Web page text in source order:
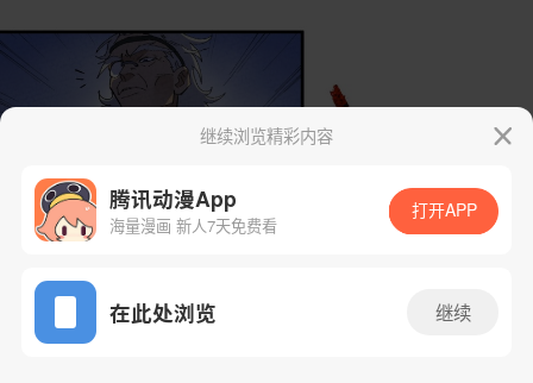
App免费看
继续浏览精彩内容
腾讯动漫App
海量漫画 新人7天免费看
打开APP
在此处浏览 继续